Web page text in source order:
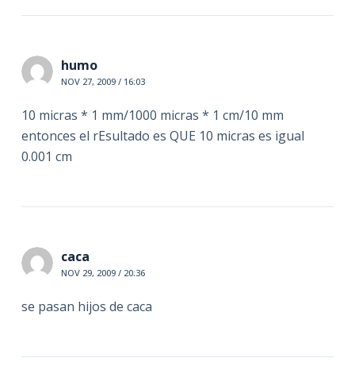
humo
NOV 27, 2009 / 16:03
10 micras * 1 mm/1000 micras * 1 cm/10 mm
entonces el rEsultado es QUE 10 micras es igual
0.001 cm
caca
NOV 29, 2009 / 20:36
se pasan hijos de caca